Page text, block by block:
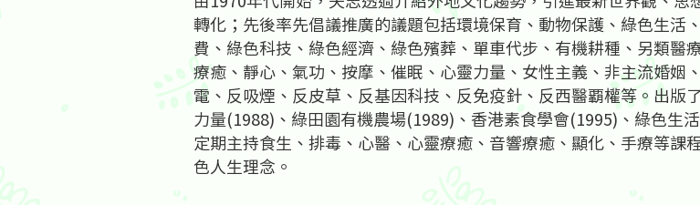
轉化；先後率先倡議推廣的議題包括環境保育、動物保護、綠色生活
費、綠色科技、綠色經濟、綠色殯葬、單車代步、有機耕種、另類醫
療癒、靜心、氣功、按摩、催眠、心靈力量、女性主義、非主流婚姻
電、反吸煙、反皮草、反基因科技、反免疫針、反西醫覇權等。出版
力量(1988)、綠田園有機農場(1989)、香港素食學會(1995)、綠色生
定期主持食生、排毒、心醫、心靈療癒、音響療癒、顯化、手療等課
色人生理念。